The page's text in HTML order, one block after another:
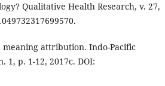
Qualitative Health Research, v. 27,
meaning attribution. Indo-Pacific
1, p. 1-12, 2017c. DOI: